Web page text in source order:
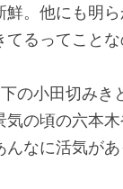
。他にも明
るってことな
の小田切みき
の頃の六本木
なに活気があ